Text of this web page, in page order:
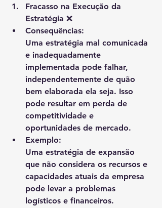
Fracasso na Execução da
Estratégia ❌
Consequências:
Uma estratégia mal comunicada
e inadequadamente
implementada pode falhar,
independentemente de quão
bem elaborada ela seja. Isso
pode resultar em perda de
competitividade e
oportunidades de mercado.
Exemplo:
Uma estratégia de expansão
que não considera os recursos e
capacidades atuais da empresa
pode levar a problemas
logísticos e financeiros.